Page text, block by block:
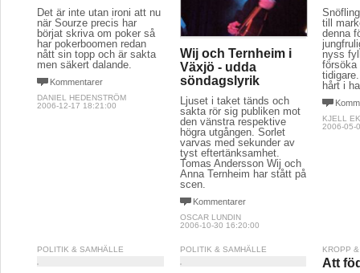
Det är inte utan ironi att nu
när Sourze precis har
börjat skriva om poker så
har pokerboomen redan
nått sin topp och är sakta
men säkert dalande.
Kommentarer
DANIEL HEDENSTRÖM
2006-12-17 18:21:00
Wij och Ternheim i
Växjö - udda
söndagslyrik
Ljuset i taket tänds och
sakta rör sig publiken mot
den vänstra respektive
högra utgången. Sorlet
varvas med sekunder av
tyst eftertänksamhet.
Tomas Andersson Wij och
Anna Ternheim har stått på
scen.
Kommentarer
OSCAR LUNDIN
2006-10-30 16:20:00
till
denna
nyss
försöka
hårt i
KJELL
2006-05-
POLITIK & SAMHÄLLE POLITIK & SAMHÄLLE KROPP
Att